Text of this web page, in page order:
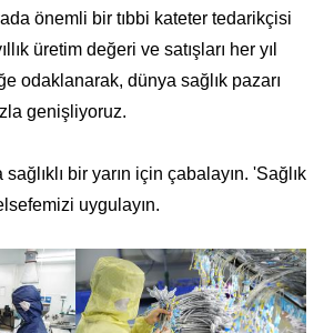
önemli bir tıbbi kateter tedarikçisi
üretim değeri ve satışları her yıl
odaklanarak, dünya sağlık pazarı
genişliyoruz.
bir yarın için çabalayın. 'Sağlık
uygulayın.